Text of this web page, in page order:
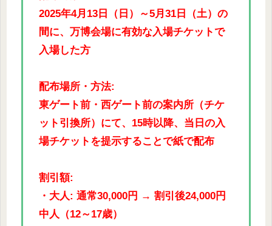
2025年4月13日（日）～5月31日（土）の
間に、万博会場に有効な入場チケットで
入場した方
配布場所・方法:
東ゲート前・西ゲート前の案内所（チケ
ット引換所）にて、15時以降、当日の入
場チケットを提示することで紙で配布
割引額:
・大人: 通常30,000円 → 割引後24,000円
中人（12～17歳）